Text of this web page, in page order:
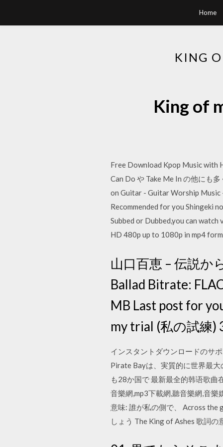
Home
KING
King of
Free Download Kpop Music with
Can Do や Take Me In の他にも
on Guitar - Guitar Worship Music
Recommended for you Shingeki
Subbed or Dubbed,you can
HD 480p up to 1080p in mp4
山口百恵 – 伝説か
Ballad Bitrate:
MB Last post for
my trial (私の試練)
インスタントダウンロードのサ
Pirate Bayは、実質的に世界最
も28か国で 最新最全的韩语歌曲
音樂網,mp3下載網,聽音樂網,音樂
意味: 誰が私の側で、 Across the
しょう The King of Ashes 歌詞